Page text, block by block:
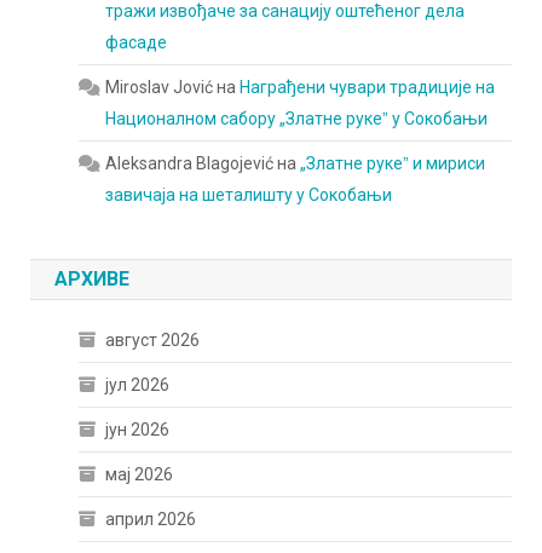
тражи извођаче за санацију оштећеног дела
фасаде
Miroslav Jovićна Награђени чувари традиције на
Националном сабору „Златне рукеˮ у Сокобањи
Aleksandra Blagojevićна„Златне рукеˮ и мириси
завичаја на шеталишту у Сокобањи
АРХИВЕ
август 2026
јул 2026
јун 2026
мај 2026
април 2026